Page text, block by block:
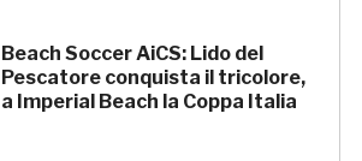
Beach Soccer AiCS: Lido del
Pescatore conquista il tricolore,
a Imperial Beach la Coppa Italia